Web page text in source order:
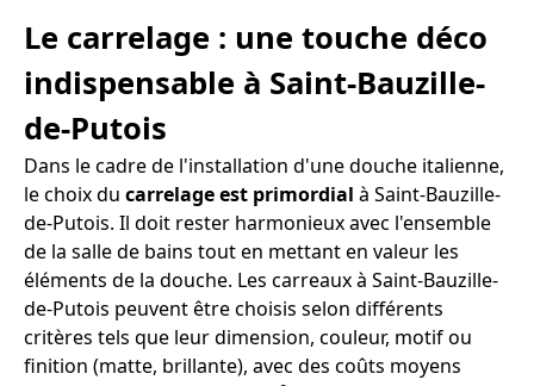
Le carrelage : une touche déco
indispensable à Saint-Bauzille-
de-Putois
Dans le cadre de l'installation d'une douche italienne,
le choix du carrelage est primordial à Saint-Bauzille-
de-Putois. Il doit rester harmonieux avec l'ensemble
de la salle de bains tout en mettant en valeur les
éléments de la douche. Les carreaux à Saint-Bauzille-
de-Putois peuvent être choisis selon différents
critères tels que leur dimension, couleur, motif ou
finition (matte, brillante), avec des coûts moyens